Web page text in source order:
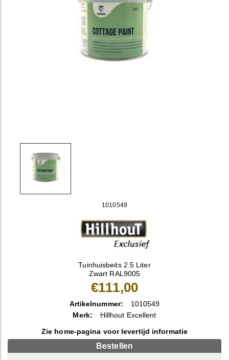
1010549
Tuinhuisbeits 2.5 Liter
Zwart RAL9005
€111,00
Artikelnummer:
1010549
Merk:
Hillhout Excellent
Zie home-pagina voor levertijd informatie
Bestellen